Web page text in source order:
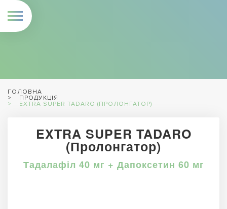
ГОЛОВНА
ПРОДУКЦІЯ
EXTRA SUPER TADARO (ПРОЛОНГАТОР)
EXTRA SUPER TADARO
(Пролонгатор)
Тадалафіл 40 мг + Дапоксетин 60 мг